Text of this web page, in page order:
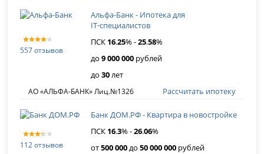
557 отзывов
Альфа-Банк - Ипотека для
IT‑специалистов
ПСК 16.25% -25.58%
до9 000 000 рублей
до30лет
АО «АЛЬФА-БАНК» Лиц.№1326 Рассчитать ипотеку
112 отзывов
Банк ДОМ.РФ - Квартира в новостройке
ПСК 16.3% -26.06%
от500 000до50 000 000 рублей